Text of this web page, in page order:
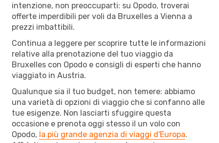
intenzione, non preoccuparti: su Opodo, troverai
offerte imperdibili per voli da Bruxelles a Vienna a
prezzi imbattibili.
Continua a leggere per scoprire tutte le informazioni
relative alla prenotazione del tuo viaggio da
Bruxelles con Opodo e consigli di esperti che hanno
viaggiato in Austria.
Qualunque sia il tuo budget, non temere: abbiamo
una varietà di opzioni di viaggio che si confanno alle
tue esigenze. Non lasciarti sfuggire questa
occasione e prenota oggi stesso il un volo con
Opodo, la più grande agenzia di viaggi d'Europa.